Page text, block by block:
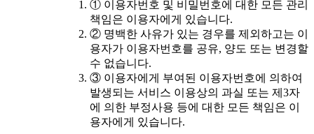
① 이용자번호 및 비밀번호에 대한 모든 관리
책임은 이용자에게 있습니다.
② 명백한 사유가 있는 경우를 제외하고는 이
용자가 이용자번호를 공유, 양도 또는 변경할
수 없습니다.
③ 이용자에게 부여된 이용자번호에 의하여
발생되는 서비스 이용상의 과실 또는 제3자
에 의한 부정사용 등에 대한 모든 책임은 이
용자에게 있습니다.